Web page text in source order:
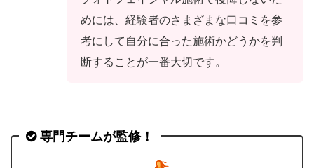
めには、経験者のさまざまな口コミを参
考にして自分に合った施術かどうかを判
断することが一番大切です。
専門チームが監修！